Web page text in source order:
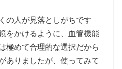
ト詳細を見る
の人が見落としがちです
をかけるように、血管機能
極めて合理的な選択だから
ありましたが、使ってみて